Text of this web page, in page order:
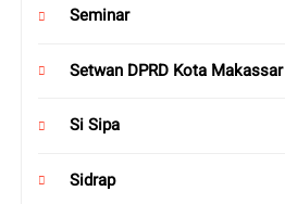
Seminar
Setwan DPRD Kota Makassar
Si Sipa
Sidrap